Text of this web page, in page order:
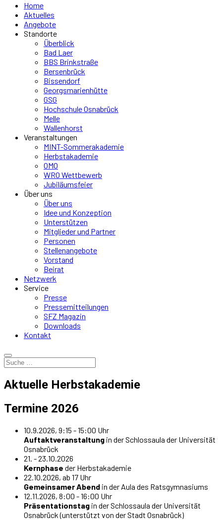
Home
Aktuelles
Angebote
Standorte
Überblick
Bad Laer
BBS Brinkstraße
Bersenbrück
Bissendorf
Georgsmarienhütte
GSG
Hochschule Osnabrück
Melle
Wallenhorst
Veranstaltungen
MINT-Sommerakademie
Herbstakademie
OMO
WRO Wettbewerb
Jubiläumsfeier
Über uns
Über uns
Idee und Konzeption
Unterstützen
Mitglieder und Partner
Personen
Stellenangebote
Vorstand
Beirat
Netzwerk
Service
Presse
Pressemitteilungen
SFZ Magazin
Downloads
Kontakt
Aktuelle Herbstakademie
Termine 2026
10.9.2026, 9:15 - 15:00 Uhr
Auftaktveranstaltung in der Schlossaula der Universität
Osnabrück
21. - 23.10.2026
Kernphase der Herbstakademie
22.10.2026, ab 17 Uhr
Gemeinsamer Abend in der Aula des Ratsgymnasiums
12.11.2026, 8:00 - 16:00 Uhr
Präsentationstag in der Schlossaula der Universität
Osnabrück (unterstützt von der Stadt Osnabrück)